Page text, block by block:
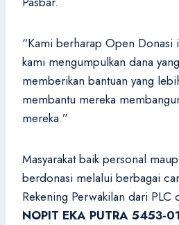
“Kami berharap Open Donasi
kami mengumpulkan dana
memberikan bantuan yang
membantu mereka
mereka.”
Masyarakat baik personal
berdonasi melalui berbagai
Rekening Perwakilan dari PLC
NOPIT EKA PUTRA 5453-